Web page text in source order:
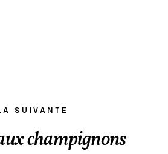
SUIVANTE
champignons